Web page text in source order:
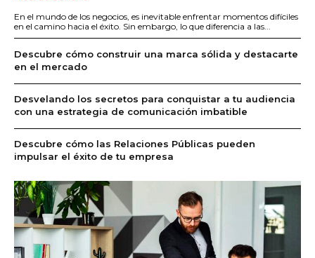
En el mundo de los negocios, es inevitable enfrentar momentos difíciles
en el camino hacia el éxito. Sin embargo, lo que diferencia a las...
Descubre cómo construir una marca sólida y destacarte
en el mercado
Desvelando los secretos para conquistar a tu audiencia
con una estrategia de comunicación imbatible
Descubre cómo las Relaciones Públicas pueden
impulsar el éxito de tu empresa